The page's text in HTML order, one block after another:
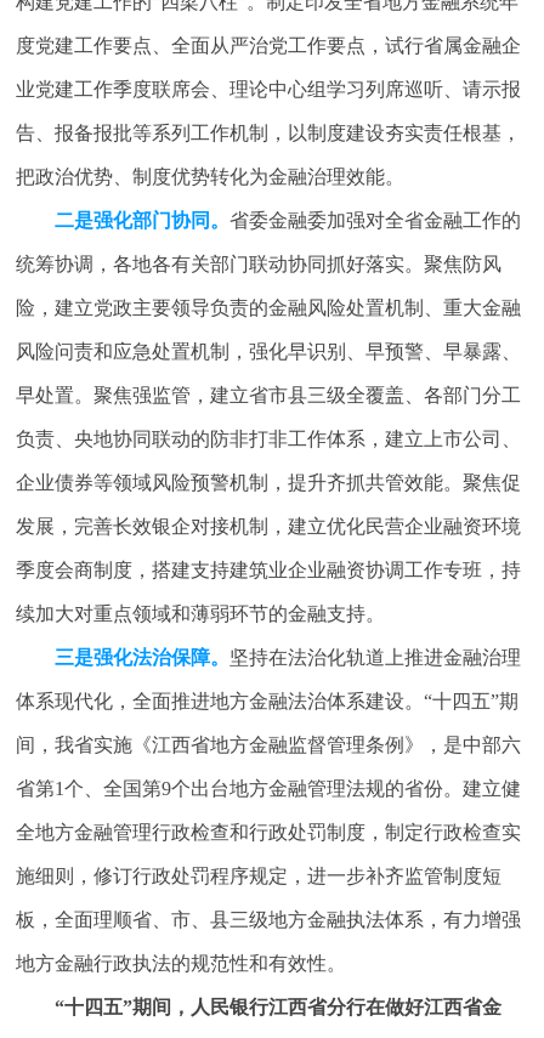
度党建工作要点、全面从严治党工作要点，试行省属金融企
业党建工作季度联席会、理论中心组学习列席巡听、请示报
告、报备报批等系列工作机制，以制度建设夯实责任根基，
把政治优势、制度优势转化为金融治理效能。
二是强化部门协同。 省委金融委加强对全省金融工作的
统筹协调，各地各有关部门联动协同抓好落实。聚焦防风
险，建立党政主要领导负责的金融风险处置机制、重大金融
风险问责和应急处置机制，强化早识别、早预警、早暴露、
早处置。聚焦强监管，建立省市县三级全覆盖、各部门分工
负责、央地协同联动的防非打非工作体系，建立上市公司、
企业债券等领域风险预警机制，提升齐抓共管效能。聚焦促
发展，完善长效银企对接机制，建立优化民营企业融资环境
季度会商制度，搭建支持建筑业企业融资协调工作专班，持
续加大对重点领域和薄弱环节的金融支持。
三是强化法治保障。 坚持在法治化轨道上推进金融治理
体系现代化，全面推进地方金融法治体系建设。“十四五”期
间，我省实施《江西省地方金融监督管理条例》，是中部六
省第1个、全国第9个出台地方金融管理法规的省份。建立健
全地方金融管理行政检查和行政处罚制度，制定行政检查实
施细则，修订行政处罚程序规定，进一步补齐监管制度短
板，全面理顺省、市、县三级地方金融执法体系，有力增强
地方金融行政执法的规范性和有效性。
“十四五”期间，人民银行江西省分行在做好江西省金